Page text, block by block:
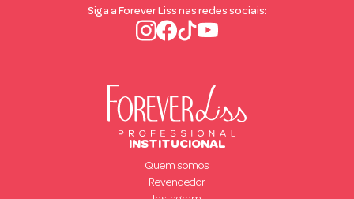
Siga a Forever Liss nas redes sociais:
INSTITUCIONAL
Quem somos
Revendedor